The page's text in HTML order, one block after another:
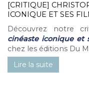
[CRITIQUE]
ICONIQUE ET SES
Découvrez notre
cinéaste iconique et
chez les éditions Du
Lire la suite